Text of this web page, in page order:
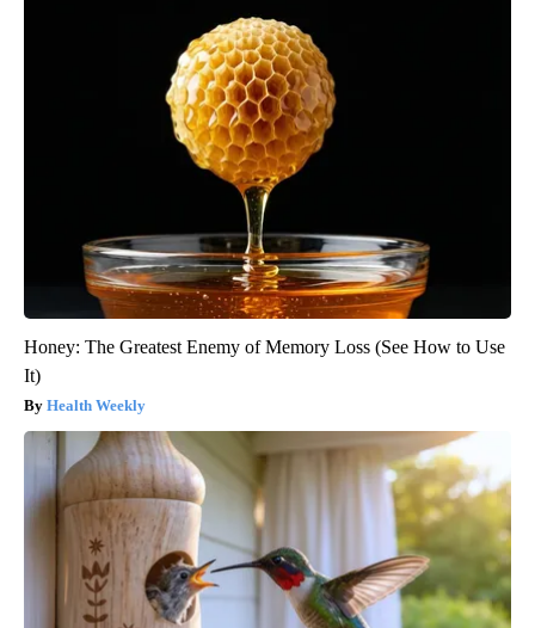
Honey: The Greatest Enemy of Memory Loss (See How to Use
It)
Health Weekly